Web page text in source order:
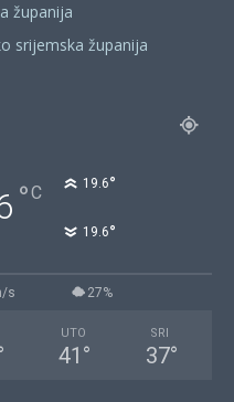
županija
srijemska županija
°C 19.6°
19.6°
s 27%
UTO
41 °
SRI
37°